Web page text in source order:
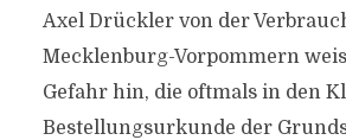
Axel Drückler von der
Mecklenburg-Vorpommern
Gefahr hin, die oftmals in den
Bestellungsurkunde der